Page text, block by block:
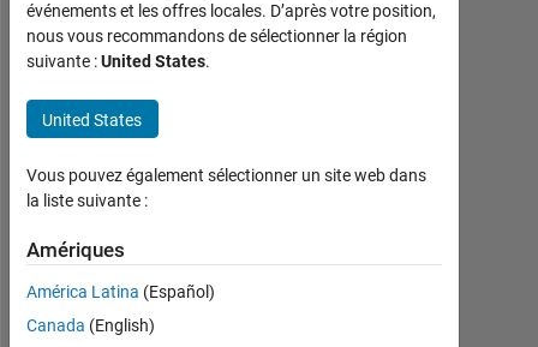
Saleh
Actif
2023
0
Following:
0
Follow
événements et les offres locales. D’après votre position,
nous vous recommandons de sélectionner la région
suivante :United States.
United States
Vous pouvez également sélectionner un site web dans
la liste suivante :
Amériques
América Latina (Español)
Canada (English)